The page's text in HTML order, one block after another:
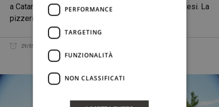
a Catania due gli appuntamenti in contemporanea attesi. La
pizzeria contemporanea “Volù”,
29/05/2025
PERFORMANCE
TARGETING
FUNZIONALITÀ
NON CLASSIFICATI